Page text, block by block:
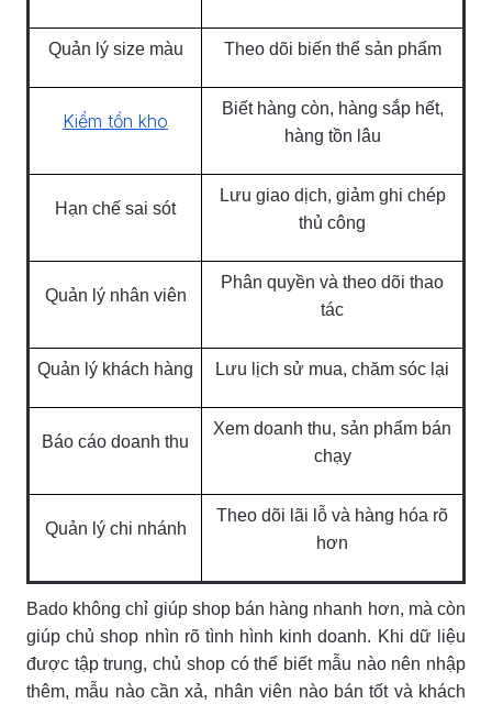
Quản lý size màu Theo dõi biến thể sản phẩm
Kiểm tồn kho
Biết hàng còn, hàng sắp hết,
hàng tồn lâu
Hạn chế sai sót
Lưu giao dịch, giảm ghi chép
thủ công
Quản lý nhân viên
Phân quyền và theo dõi thao
tác
Quản lý khách hàng Lưu lịch sử mua, chăm sóc lại
Báo cáo doanh thu
Xem doanh thu, sản phẩm bán
chạy
Quản lý chi nhánh
Theo dõi lãi lỗ và hàng hóa rõ
hơn
Bado không chỉ giúp shop bán hàng nhanh hơn, mà còn
giúp chủ shop nhìn rõ tình hình kinh doanh. Khi dữ liệu
được tập trung, chủ shop có thể biết mẫu nào nên nhập
thêm, mẫu nào cần xả, nhân viên nào bán tốt và khách